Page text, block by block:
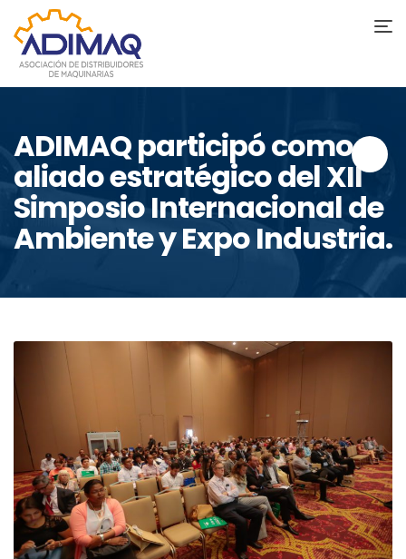
ADIMAQ participó como
aliado estratégico del XII
Simposio Internacional de
Ambiente y Expo Industria.